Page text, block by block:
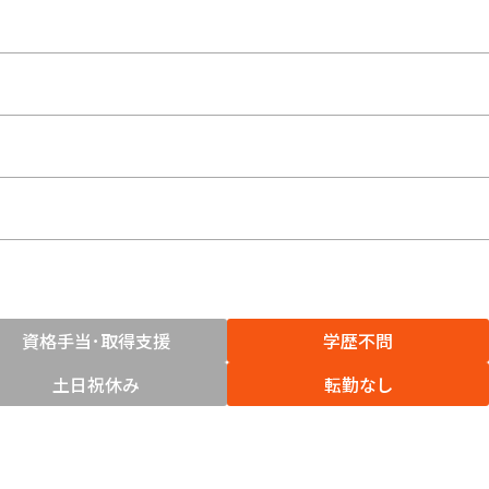
資格手当･取得支援
学歴不問
土日祝休み
転勤なし